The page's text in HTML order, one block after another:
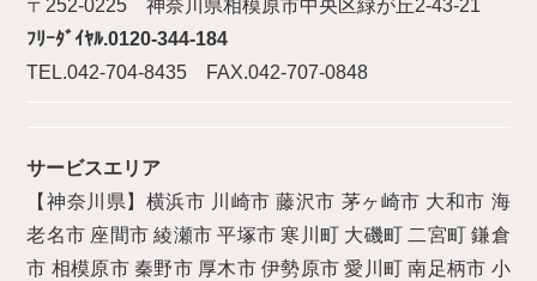
〒252-0225 神奈川県相模原市中央区緑が丘2-43-21
ﾌﾘｰﾀﾞｲﾔﾙ.0120-344-184
TEL.042-704-8435 FAX.042-707-0848
サービスエリア
【神奈川県】横浜市 川崎市 藤沢市 茅ヶ崎市 大和市 海
老名市 座間市 綾瀬市 平塚市 寒川町 大磯町 二宮町 鎌倉
市 相模原市 秦野市 厚木市 伊勢原市 愛川町 南足柄市 小